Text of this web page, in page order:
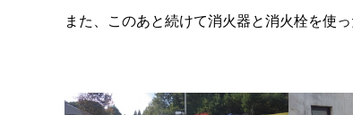
また、このあと続けて消火器と消火栓を使